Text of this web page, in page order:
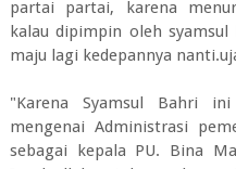
partai partai, karena
kalau dipimpin oleh
maju lagi kedepannya
"Karena Syamsul Bahri
mengenai Administrasi
sebagai kepala PU. Bina